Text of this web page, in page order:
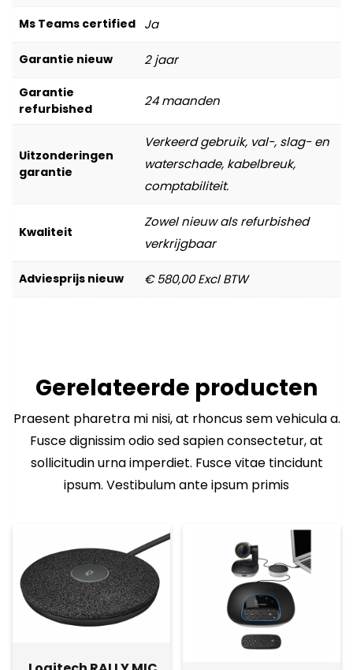
Ms Teams certified Ja
Garantie nieuw 2 jaar
Garantie
refurbished
24 maanden
Uitzonderingen
garantie
Verkeerd gebruik, val-, slag- en
waterschade, kabelbreuk,
comptabiliteit.
Kwaliteit
Zowel nieuw als refurbished
verkrijgbaar
Adviesprijs nieuw € 580,00 Excl BTW
Gerelateerde producten
Praesent pharetra mi nisi, at rhoncus sem vehicula a.
Fusce dignissim odio sed sapien consectetur, at
sollicitudin urna imperdiet. Fusce vitae tincidunt
ipsum. Vestibulum ante ipsum primis